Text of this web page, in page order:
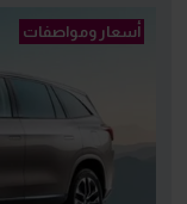
أسعار ومواصفات